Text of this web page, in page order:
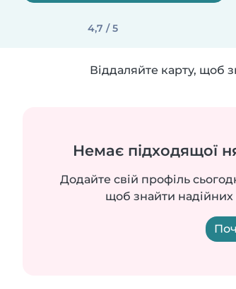
4,7 / 5
Віддаляйте карту, щоб
Немає підходящої
Додайте свій профіль
щоб знайти